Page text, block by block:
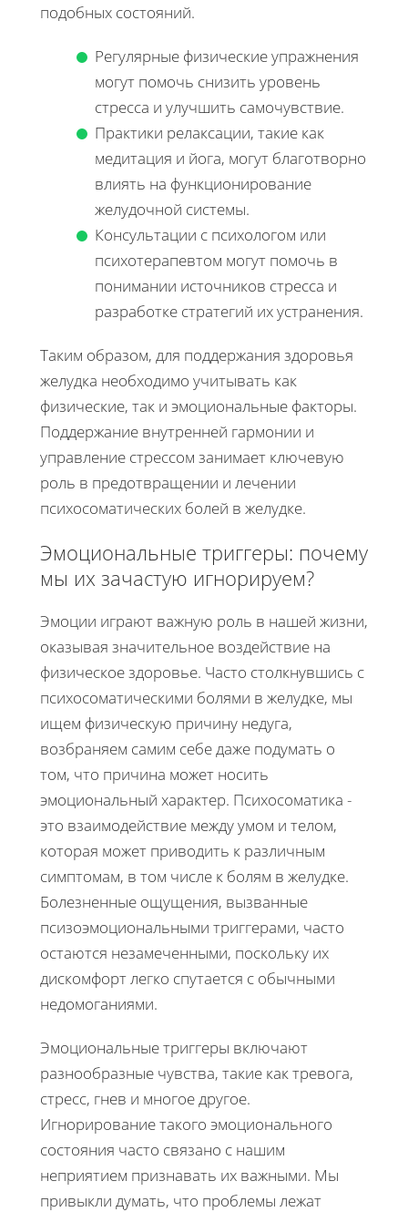
подобных состояний.
Регулярные физические упражнения
могут помочь снизить уровень
стресса и улучшить самочувствие.
Практики релаксации, такие как
медитация и йога, могут благотворно
влиять на функционирование
желудочной системы.
Консультации с психологом или
психотерапевтом могут помочь в
понимании источников стресса и
разработке стратегий их устранения.
Таким образом, для поддержания здоровья
желудка необходимо учитывать как
физические, так и эмоциональные факторы.
Поддержание внутренней гармонии и
управление стрессом занимает ключевую
роль в предотвращении и лечении
психосоматических болей в желудке.
Эмоциональные триггеры: почему
мы их зачастую игнорируем?
Эмоции играют важную роль в нашей жизни,
оказывая значительное воздействие на
физическое здоровье. Часто столкнувшись с
психосоматическими болями в желудке, мы
ищем физическую причину недуга,
возбраняем самим себе даже подумать о
том, что причина может носить
эмоциональный характер. Психосоматика -
это взаимодействие между умом и телом,
которая может приводить к различным
симптомам, в том числе к болям в желудке.
Болезненные ощущения, вызванные
псизоэмоциональными триггерами, часто
остаются незамеченными, поскольку их
дискомфорт легко спутается с обычными
недомоганиями.
Эмоциональные триггеры включают
разнообразные чувства, такие как тревога,
стресс, гнев и многое другое.
Игнорирование такого эмоционального
состояния часто связано с нашим
неприятием признавать их важными. Мы
привыкли думать, что проблемы лежат